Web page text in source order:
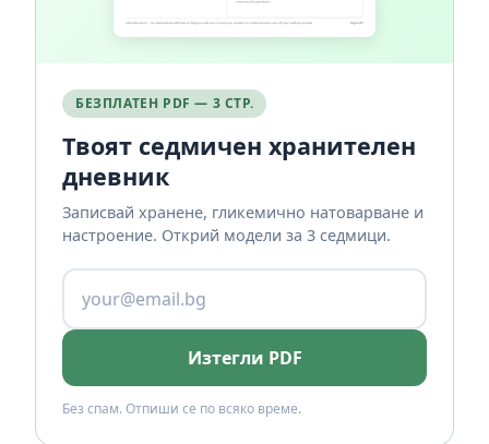
БЕЗПЛАТЕН PDF — 3 СТР.
Твоят седмичен хранителен
дневник
Записвай хранене, гликемично натоварване и
настроение. Открий модели за 3 седмици.
Изтегли PDF
Без спам. Отпиши се по всяко време.